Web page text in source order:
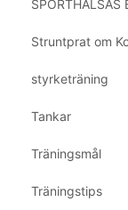
SPORTHÄLSAS
Struntprat om
styrketräning
Tankar
Träningsmål
Träningstips